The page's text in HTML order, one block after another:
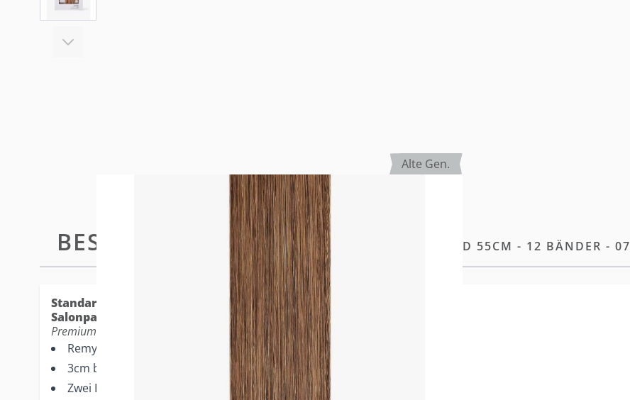
Alte Gen.
BESCHREIBUNGTAPE-IN EXTENSIONS STANDARD 55CM - 12 BÄNDER - 07
Standard Tape-in Extensions - die beliebteste Methode unserer
Salonpartner.
Premium-Merkmale
Remy Echthaar
3cm breite Tape Extensions
Zwei Bänder bilden eine vollständige Extension